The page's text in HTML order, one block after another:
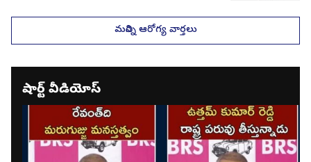
మరిన్ని ఆరోగ్య వార్తలు
షార్ట్ వీడియోస్